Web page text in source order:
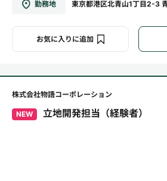
勤務地 東京都港区北青山1丁目2-3
お気に入りに追加
株式会社物語コーポレーション
NEW 立地開発担当（経験者）